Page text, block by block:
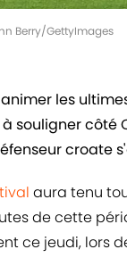
Berry/GettyImages
les
souligner côté
croate
aura tenu
de cette
ce jeudi, lors